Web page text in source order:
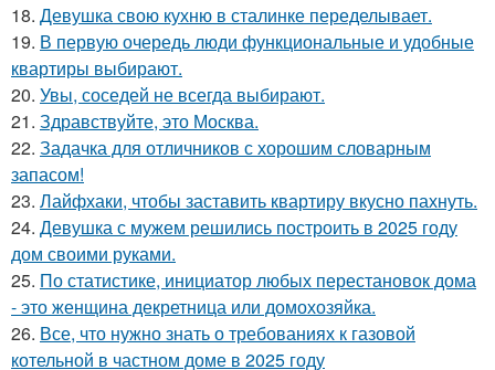
18. Девушка свою кухню в сталинке переделывает.
19. В первую очередь люди функциональные и удобные
квартиры выбирают.
20. Увы, соседей не всегда выбирают.
21. Здравствуйте, это Москва.
22. Задачка для отличников с хорошим словарным
запасом!
23. Лайфхаки, чтобы заставить квартиру вкусно пахнуть.
24. Девушка с мужем решились построить в 2025 году
дом своими руками.
25. По статистике, инициатор любых перестановок дома
- это женщина декретница или домохозяйка.
26. Все, что нужно знать о требованиях к газовой
котельной в частном доме в 2025 году